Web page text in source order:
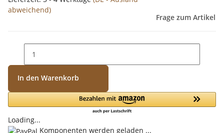
abweichend)
Frage zum Artikel
In den Warenkorb
Loading...
Komponenten werden geladen ...